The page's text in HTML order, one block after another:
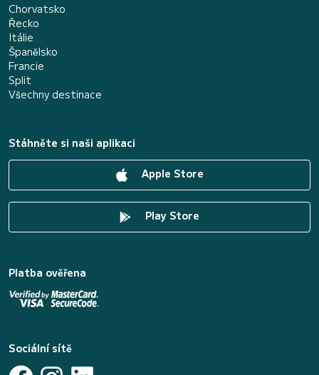
Chorvatsko
Řecko
Itálie
Španělsko
Francie
Split
Všechny destinace
Stáhněte si naši aplikaci
Apple Store
Play Store
Platba ověřena
Sociální sítě